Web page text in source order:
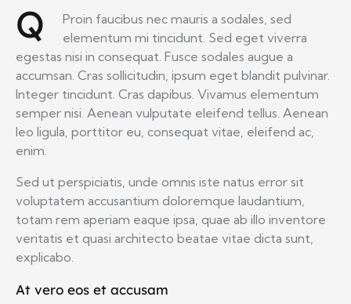
Q
Proin faucibus nec mauris a sodales, sed
elementum mi tincidunt. Sed eget viverra
egestas nisi in consequat. Fusce sodales augue a
accumsan. Cras sollicitudin, ipsum eget blandit pulvinar.
Integer tincidunt. Cras dapibus. Vivamus elementum
semper nisi. Aenean vulputate eleifend tellus. Aenean
leo ligula, porttitor eu, consequat vitae, eleifend ac,
enim.
Sed ut perspiciatis, unde omnis iste natus error sit
voluptatem accusantium doloremque laudantium,
totam rem aperiam eaque ipsa, quae ab illo inventore
veritatis et quasi architecto beatae vitae dicta sunt,
explicabo.
At vero eos et accusam